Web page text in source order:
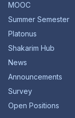
MOOC
Summer Semester
Platonus
Shakarim Hub
News
Announcements
Survey
Open Positions